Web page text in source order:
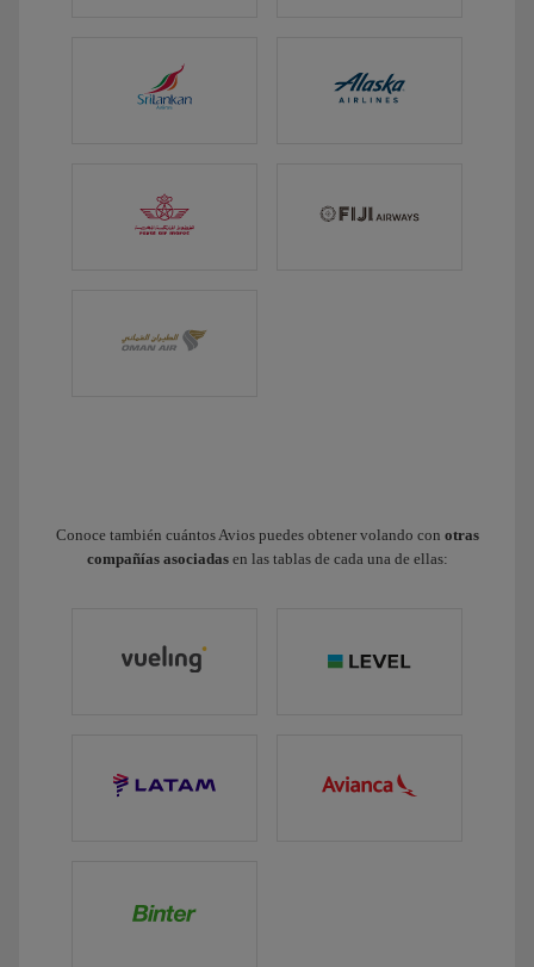
Conoce también cuántos Avios puedes obtener volando con otras
compañías asociadasen las tablas de cada una de ellas: